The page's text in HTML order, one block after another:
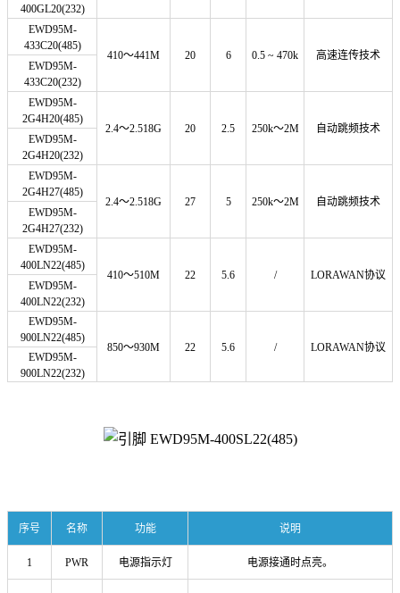
400GL20(232)
EWD95M-
433C20(485)
410～441M 20 6 0.5 ~ 470k
高速连传技术
EWD95M-
433C20(232)
EWD95M-
2G4H20(485)
2.4～2.518G 20 2.5 250k～2M
自动跳频技术
EWD95M-
2G4H20(232)
EWD95M-
2G4H27(485)
2.4～2.518G 27 5 250k～2M
自动跳频技术
EWD95M-
2G4H27(232)
EWD95M-
400LN22(485)
410～510M 22 5.6 /
LORAWAN协议
EWD95M-
400LN22(232)
EWD95M-
900LN22(485)
850～930M 22 5.6 / LORAWAN协议
EWD95M-
900LN22(232)
序号 名称 功能 说明
1 PWR 电源指示灯 电源接通时点亮。